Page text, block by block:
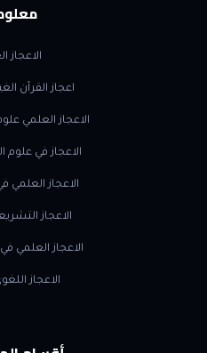
الاعجاز
اعجاز القرآن
الاعجاز العلمي
الاعجاز في علوم
الاعجاز العلمي
الاعجاز
الاعجاز العلمي
الاعجاز